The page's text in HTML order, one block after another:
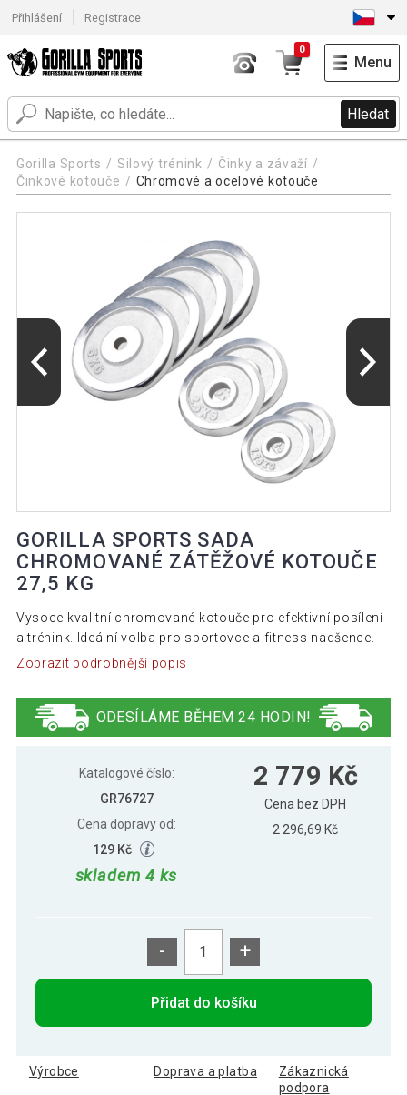
Přihlášení Registrace
Hledat
0
Menu
Gorilla Sports Silový trénink
Činky a závaží
Činkové kotouče
Chromové a ocelové kotouče
GORILLA SPORTS SADA
CHROMOVANÉ ZÁTĚŽOVÉ KOTOUČE
27,5 KG
Vysoce kvalitní chromované kotouče pro efektivní posílení
a trénink. Ideální volba pro sportovce a fitness nadšence.
Zobrazit podrobnější popis
ODESÍLÁME BĚHEM 24 HODIN!
Katalogové číslo:
GR76727
Cena dopravy od:
129 Kč
skladem 4 ks
2 779 Kč
Cena bez DPH
2 296,69 Kč
- +
Přidat do košíku
Výrobce Doprava a platba
Zákaznická
podpora